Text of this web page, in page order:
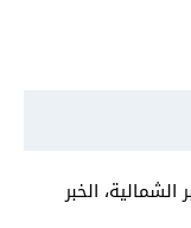
الخبر